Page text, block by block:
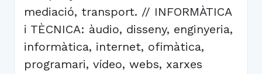
mediació, transport. // INFORMÀTICA
i TÈCNICA: àudio, disseny, enginyeria,
informàtica, internet, ofimàtica,
programari, vídeo, webs, xarxes